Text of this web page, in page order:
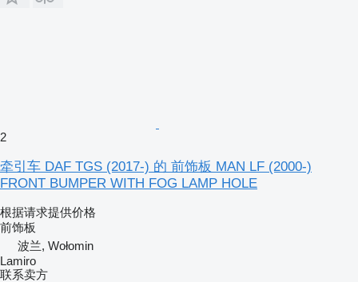
2
牵引车 DAF TGS (2017-) 的 前饰板 MAN LF (2000-)
FRONT BUMPER WITH FOG LAMP HOLE
根据请求提供价格
前饰板
波兰, Wołomin
Lamiro
联系卖方